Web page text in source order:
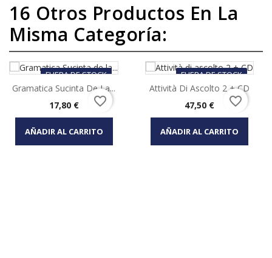
16 Otros Productos En La
Misma Categoría:
FUERA DE STOCK
Gramatica Sucinta De La...
Precio
17,80 €
AÑADIR AL CARRITO
favorite_border
FUERA DE STOCK
Attività Di Ascolto 2 + CD
Precio
47,50 €
AÑADIR AL CARRITO
favorite_border